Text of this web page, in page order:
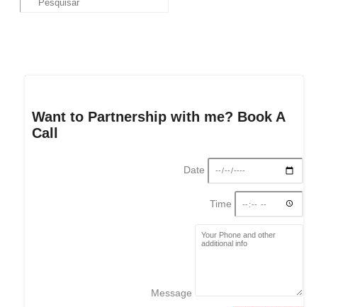
Want to Partnership with me? Book A
Call
Date
Time
Message